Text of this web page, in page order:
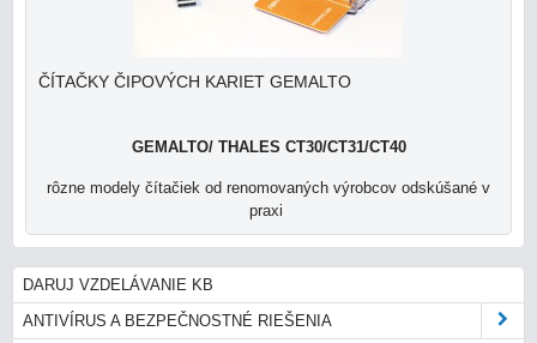
ČÍTAČKY ČIPOVÝCH KARIET GEMALTO
GEMALTO/ THALES CT30/CT31/CT40
rôzne modely čítačiek od renomovaných výrobcov odskúšané v
praxi
DARUJ VZDELÁVANIE KB
ANTIVÍRUS A BEZPEČNOSTNÉ RIEŠENIA